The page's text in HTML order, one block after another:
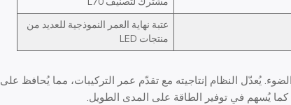
عتبة نهاية العمر النموذجية للعديد من
منتجات LED
يُعدّل النظام إنتاجيته مع تقدّم عمر التركيبات، مما يُحافظ على
يُسهم في توفير الطاقة على المدى الطويل.